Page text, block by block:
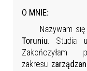
O MNIE:
Nazywam się
Toruniu. Studia
zakresu